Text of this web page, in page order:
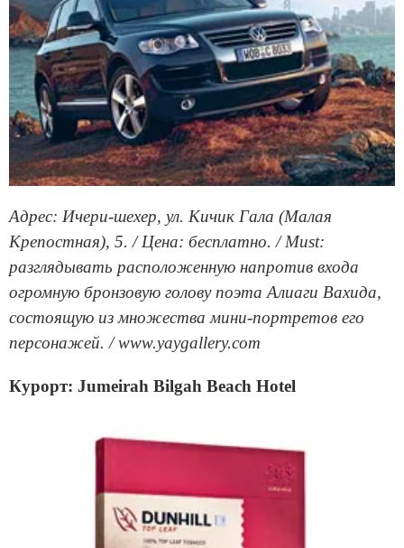
Адрес: Ичери-шехер, ул. Кичик Гала (Малая
Крепостная), 5. / Цена: бесплатно. / Must:
разглядывать расположенную напротив входа
огромную бронзовую голову поэта Алиаги Вахида,
состоящую из множества мини-портретов его
персонажей. / www.yaygallery.com
Курорт: Jumeirah Bilgah Beach Hotel